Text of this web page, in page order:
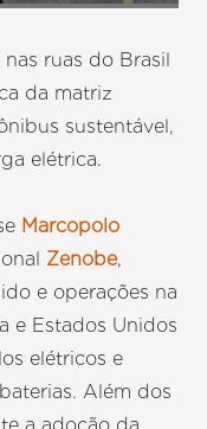
ruas do Brasil
da matriz
sustentável,
elétrica.
Marcopolo
Zenobe,
e operações na
e Estados Unidos
elétricos e
Além dos